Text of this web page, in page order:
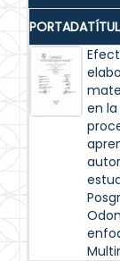
PORTADA
en